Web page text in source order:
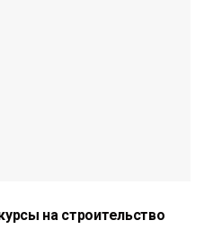
на строительство